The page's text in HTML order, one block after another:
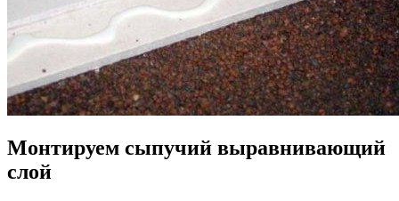
Монтируем сыпучий выравнивающий
слой